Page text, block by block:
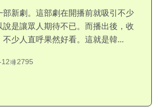
部新劇。這部劇在開播前就吸引不少
說是讓眾人期待不已。而播出後，收
不少人直呼果然好看。這就是韓...
2795